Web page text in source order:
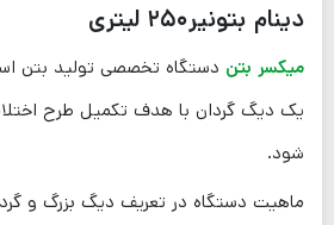
دینام بتونیر۲۵۰ لیتری
میکسر بتن دستگاه تخصصی تولید بتن
یک دیگ گردان با هدف تکمیل طرح
شود.
ماهیت دستگاه در تعریف دیگ بزرگ و